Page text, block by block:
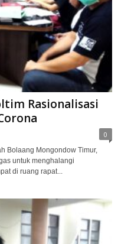
Rasionalisasi
0
Bolaang Mongondow Timur,
untuk menghalangi
di ruang rapat...